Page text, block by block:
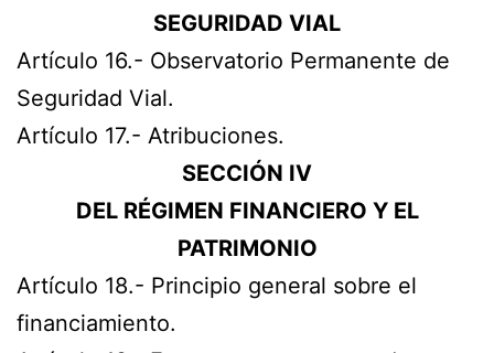
SEGURIDAD VIAL
Artículo 16.- Observatorio Permanente de
Seguridad Vial.
Artículo 17.- Atribuciones.
SECCIÓN IV
DEL RÉGIMEN FINANCIERO Y EL
PATRIMONIO
Artículo 18.- Principio general sobre el
financiamiento.